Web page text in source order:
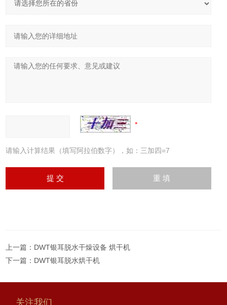
请输入计算结果（填写阿拉伯数字），如：三加四=7
上一篇： DWT银耳脱水干燥设备 烘干机
下一篇： DWT银耳脱水烘干机
关注我们